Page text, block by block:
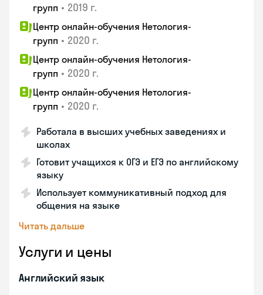
групп • 2019 г.
Центр онлайн-обучения Нетология-
групп • 2020 г.
Центр онлайн-обучения Нетология-
групп • 2020 г.
Центр онлайн-обучения Нетология-
групп • 2020 г.
Работала в высших учебных заведениях и
школах
Готовит учащихся к ОГЭ и ЕГЭ по английскому
языку
Использует коммуникативный подход для
общения на языке
Читать дальше
Услуги и цены
Английский язык